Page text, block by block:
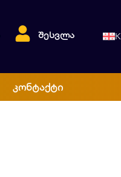
შესვლა
კონტაქტი